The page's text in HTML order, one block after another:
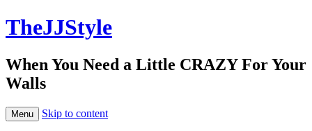
TheJJStyle
When You Need a Little CRAZY For Your
Walls
Menu Skip to content